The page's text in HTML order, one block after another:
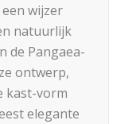
wijzer
natuurlijk
de Pangaea-
ontwerp,
kast-vorm
elegante